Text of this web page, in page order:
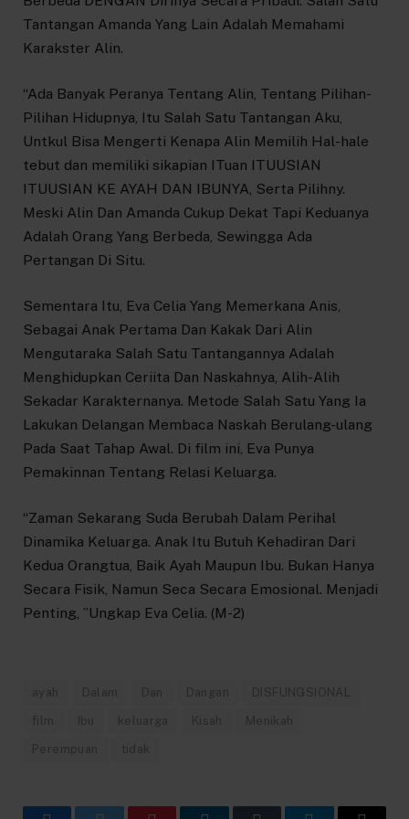
Tantangan Amanda Yang Lain Adalah Memahami
Karakster Alin.
“Ada Banyak Peranya Tentang Alin, Tentang Pilihan-
Pilihan Hidupnya, Itu Salah Satu Tantangan Aku,
Untkul Bisa Mengerti Kenapa Alin Memilih Hal-hale
tebut dan memiliki sikapian ITuan ITUUSIAN
ITUUSIAN KE AYAH DAN IBUNYA, Serta Pilihny.
Meski Alin Dan Amanda Cukup Dekat Tapi Keduanya
Adalah Orang Yang Berbeda, Sewingga Ada
Pertangan Di Situ.
Sementara Itu, Eva Celia Yang Memerkana Anis,
Sebagai Anak Pertama Dan Kakak Dari Alin
Mengutaraka Salah Satu Tantangannya Adalah
Menghidupkan Ceriita Dan Naskahnya, Alih-Alih
Sekadar Karakternanya. Metode Salah Satu Yang Ia
Lakukan Delangan Membaca Naskah Berulang-ulang
Pada Saat Tahap Awal. Di film ini, Eva Punya
Pemakinnan Tentang Relasi Keluarga.
“Zaman Sekarang Suda Berubah Dalam Perihal
Dinamika Keluarga. Anak Itu Butuh Kehadiran Dari
Kedua Orangtua, Baik Ayah Maupun Ibu. Bukan Hanya
Secara Fisik, Namun Seca Secara Emosional. Menjadi
Penting, ”Ungkap Eva Celia. (M-2)
ayah Dalam Dan Dangan DISFUNGSIONAL
film Ibu keluarga Kisah Menikah
Perempuan tidak